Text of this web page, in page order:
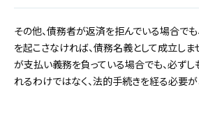
その他、債務者が返済を拒んでいる場合で
を起こさなければ、債務名義として成立しま
が支払い義務を負っている場合でも、必ず
れるわけではなく、法的手続きを経る必要が